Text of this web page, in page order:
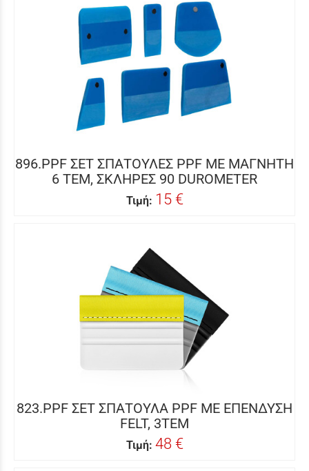
896.PPF ΣΕΤ ΣΠΑΤΟΥΛΕΣ PPF ΜΕ ΜΑΓΝΗΤΗ
6 ΤΕΜ, ΣΚΛΗΡΕΣ 90 DUROMETER
Τιμή: 15 €
823.PPF ΣΕΤ ΣΠΑΤΟΥΛΑ PPF ΜΕ ΕΠΕΝΔΥΣΗ
FELT, 3ΤΕΜ
Τιμή: 48 €